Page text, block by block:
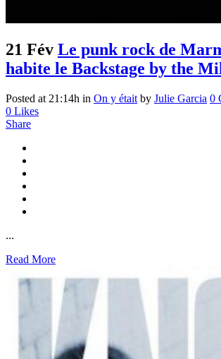
21 Fév Le punk rock de
habite le Backstage by the
Posted at 21:14h in On y était by Julie Garcia 0
0 Likes
Share
...
Read More